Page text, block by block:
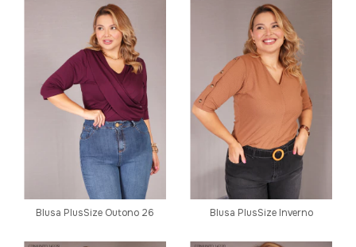
Blusa PlusSize Outono 26 Blusa PlusSize Inverno